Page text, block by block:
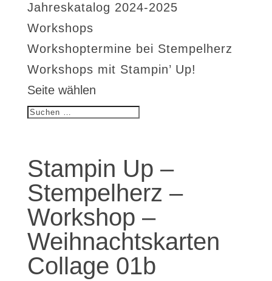
Jahreskatalog 2024-2025
Workshops
Workshoptermine bei Stempelherz
Workshops mit Stampin’ Up!
Seite wählen
Stampin Up –
Stempelherz –
Workshop –
Weihnachtskarten
Collage 01b